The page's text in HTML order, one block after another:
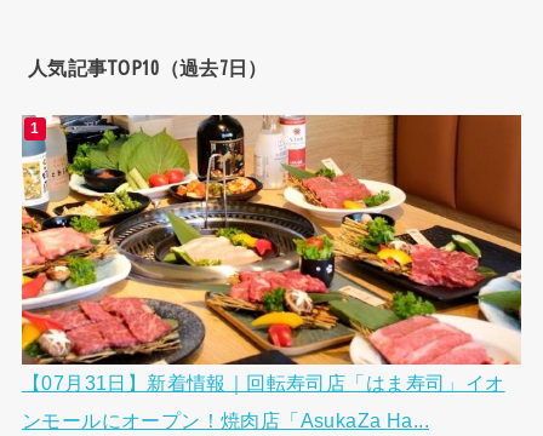
人気記事TOP10（過去7日）
【07月31日】新着情報｜回転寿司店「はま寿司」イオ
ンモールにオープン！焼肉店「AsukaZa Ha...